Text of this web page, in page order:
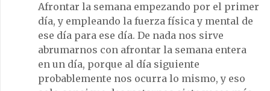
Afrontar la semana empezando por el primer
día, y empleando la fuerza física y mental de
ese día para ese día. De nada nos sirve
abrumarnos con afrontar la semana entera
en un día, porque al día siguiente
probablemente nos ocurra lo mismo, y eso